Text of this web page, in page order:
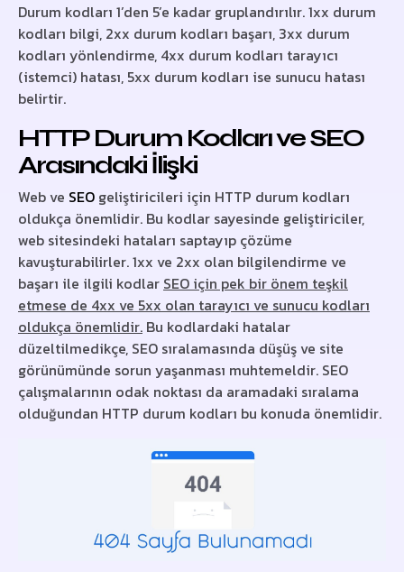
Durum kodları 1’den 5’e kadar gruplandırılır. 1xx durum
kodları bilgi, 2xx durum kodları başarı, 3xx durum
kodları yönlendirme, 4xx durum kodları tarayıcı
(istemci) hatası, 5xx durum kodları ise sunucu hatası
belirtir.
HTTP Durum Kodları ve SEO
Arasındaki İlişki
Web ve SEO geliştiricileri için HTTP durum kodları
oldukça önemlidir. Bu kodlar sayesinde geliştiriciler,
web sitesindeki hataları saptayıp çözüme
kavuşturabilirler. 1xx ve 2xx olan bilgilendirme ve
başarı ile ilgili kodlar SEO için pek bir önem teşkil
etmese de 4xx ve 5xx olan tarayıcı ve sunucu kodları
oldukça önemlidir. Bu kodlardaki hatalar
düzeltilmedikçe, SEO sıralamasında düşüş ve site
görünümünde sorun yaşanması muhtemeldir. SEO
çalışmalarının odak noktası da aramadaki sıralama
olduğundan HTTP durum kodları bu konuda önemlidir.